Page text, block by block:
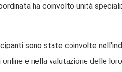
ha coinvolto unità
sono state coinvolte
online e nella valutazione delle